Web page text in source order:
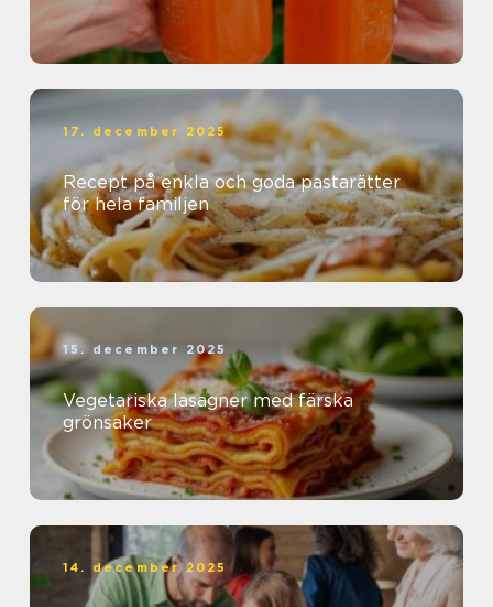
17. december 2025
Recept på enkla och goda pastarätter
för hela familjen
15. december 2025
Vegetariska lasagner med färska
grönsaker
14. december 2025